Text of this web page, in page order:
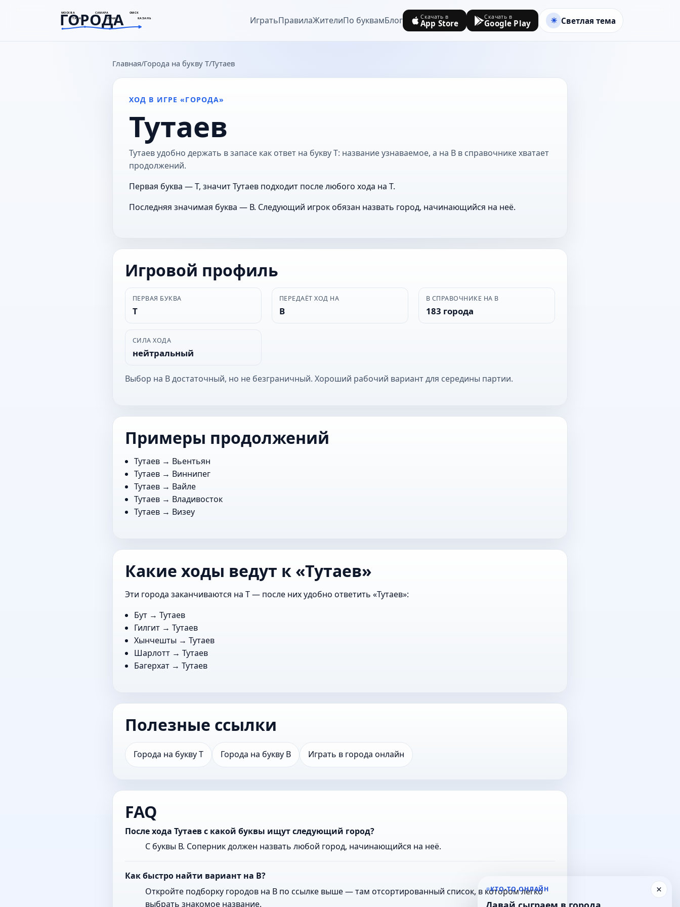
МОСКВА САМАРА ОМСК
ТУЛА СОЧИ КАЗАНЬ
ГОРОДА
goroda-na.ru ИгратьПравилаЖителиПо буквамБлог Скачать в
App Store
Скачать в
Google Play Светлая тема
Главная Города на букву Т Тутаев
ХОД В ИГРЕ «ГОРОДА»
Тутаев
Тутаев удобно держать в запасе как ответ на букву Т: название узнаваемое, а на В в справочнике хватает
продолжений.
Первая буква — Т, значит Тутаев подходит после любого хода на Т.
Последняя значимая буква — В. Следующий игрок обязан назвать город, начинающийся на неё.
Игровой профиль
ПЕРВАЯ БУКВА
Т
ПЕРЕДАЁТ ХОД НА
В
В СПРАВОЧНИКЕ НА В
183 города
СИЛА ХОДА
нейтральный
Выбор на В достаточный, но не безграничный. Хороший рабочий вариант для середины партии.
Примеры продолжений
Тутаев → Вьентьян
Тутаев → Виннипег
Тутаев → Вайле
Тутаев → Владивосток
Тутаев → Визеу
Какие ходы ведут к «Тутаев»
Эти города заканчиваются на Т — после них удобно ответить «Тутаев»:
Бут → Тутаев
Гилгит → Тутаев
Хынчешты → Тутаев
Шарлотт → Тутаев
Багерхат → Тутаев
Полезные ссылки
Города на букву Т Города на букву В Играть в города онлайн
FAQ
После хода Тутаев с какой буквы ищут следующий город?
С буквы В. Соперник должен назвать любой город, начинающийся на неё.
Как быстро найти вариант на В?
Откройте подборку городов на В по ссылке выше — там отсортированный список, в котором легко
выбрать знакомое название.
×
КТО-ТО ОНЛАЙН